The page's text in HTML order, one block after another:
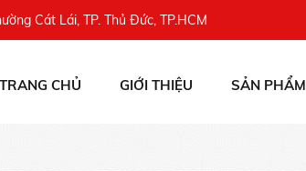
Cát Lái, TP. Thủ Đức, TP.HCM
TRANG CHỦ GIỚI THIỆU SẢN PHẨM